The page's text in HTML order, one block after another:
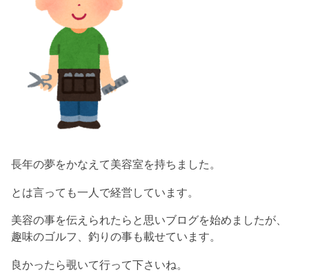
長年の夢をかなえて美容室を持ちました。
とは言っても一人で経営しています。
美容の事を伝えられたらと思いブログを始めましたが、
趣味のゴルフ、釣りの事も載せています。
良かったら覗いて行って下さいね。